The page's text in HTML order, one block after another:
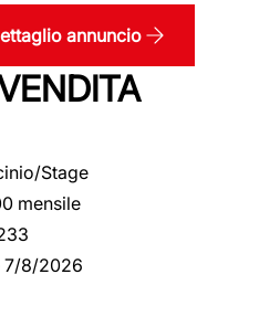
annuncio
Stage
mensile
7/8/2026